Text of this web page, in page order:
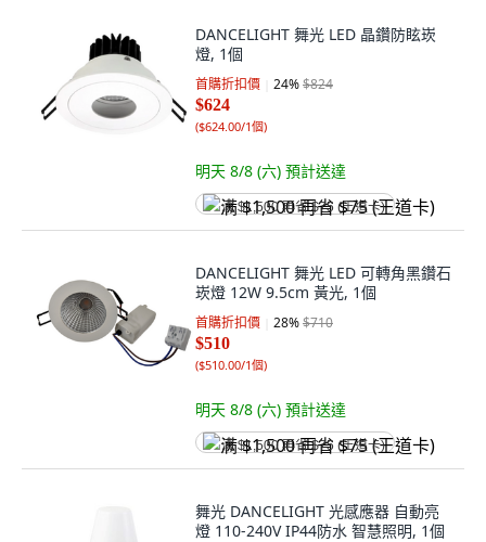
DANCELIGHT 舞光 LED 晶鑽防眩崁
燈, 1個
首購折扣價 24%$824
$624
($624.00/1個)
明天 8/8 (六) 預計送達
满 $1,500 再省 $75 (王道卡)
DANCELIGHT 舞光 LED 可轉角黑鑽石
崁燈 12W 9.5cm 黃光, 1個
首購折扣價 28%$710
$510
($510.00/1個)
明天 8/8 (六) 預計送達
满 $1,500 再省 $75 (王道卡)
舞光 DANCELIGHT 光感應器 自動亮
燈 110-240V IP44防水 智慧照明, 1個